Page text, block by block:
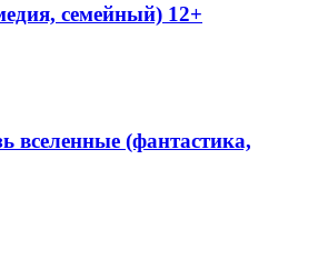
семейный) 12+
вселенные (фантастика,